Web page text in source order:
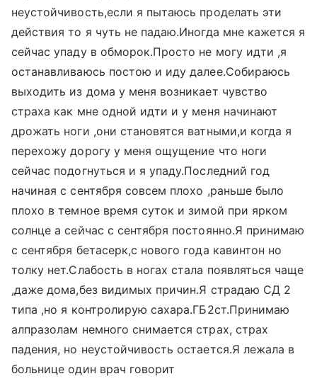
неустойчивость,если я пытаюсь проделать эти
действия то я чуть не падаю.Иногда мне кажется я
сейчас упаду в обморок.Просто не могу идти ,я
останавливаюсь постою и иду далее.Собираюсь
выходить из дома у меня возникает чувство
страха как мне одной идти и у меня начинают
дрожать ноги ,они становятся ватными,и когда я
перехожу дорогу у меня ощущение что ноги
сейчас подогнуться и я упаду.Последний год
начиная с сентября совсем плохо ,раньше было
плохо в темное время суток и зимой при ярком
солнце а сейчас с сентября постоянно.Я принимаю
с сентября бетасерк,с нового года кавинтон но
толку нет.Слабость в ногах стала появляться чаще
,даже дома,без видимых причин.Я страдаю СД 2
типа ,но я контролирую сахара.ГБ2ст.Принимаю
алпразолам немного снимается страх, страх
падения, но неустойчивость остается.Я лежала в
больнице один врач говорит